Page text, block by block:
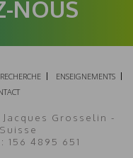
NOUS
RECHERCHE
ENSEIGNEMENTS
Grosselin -
156 4895 651